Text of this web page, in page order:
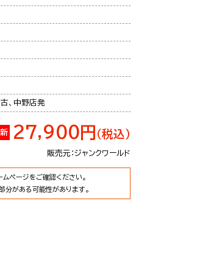
、中野店発
27,900円 （税込）
販売元：ジャンクワールド
ページをご確認ください。
分がある可能性があります。